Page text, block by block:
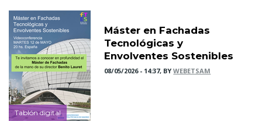
Tablón digital
Máster en Fachadas
Tecnológicas y
Envolventes Sostenibles
08/05/2026 - 14:37, BYWEBETSAM